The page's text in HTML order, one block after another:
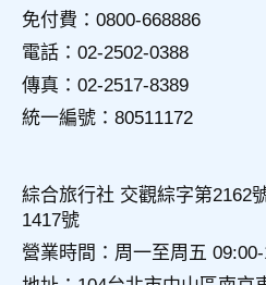
備及必要的安全防護措施，加以保
嚴格的保護措施，只由經過授權的
料，相關處理人員皆簽有保密合約
會受到相關的法律處分。
如因業務需要有必要委託其他單位
格要求其遵守保密義務，並且採取
四、網站對外的相關連結
本網站的網頁提供其他網站的網
提供的連結，點選進入其他網站。
的隱私權保護政策，您必須參考該
免付費：0800-668886
電話：02-2502-0388
傳真：02-2517-8389
統一編號：80511172
綜合旅行社 交觀綜字第2162
1417號
營業時間：周一至周五